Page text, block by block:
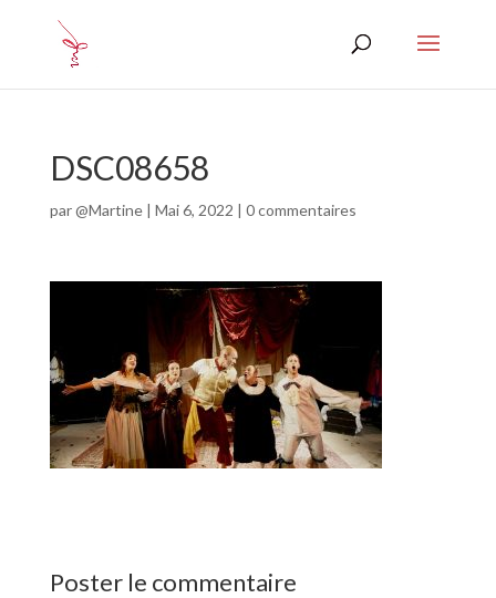
DSC08658
par@Martine| Mai 6, 2022 | 0 commentaires
Poster le commentaire